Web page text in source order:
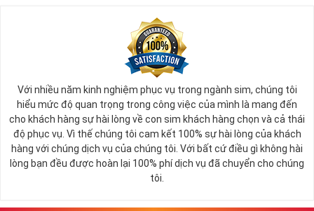
Với nhiều năm kinh nghiệm phục vụ trong ngành sim, chúng tôi
hiểu mức độ quan trọng trong công việc của mình là mang đến
cho khách hàng sự hài lòng về con sim khách hàng chọn và cả thái
độ phục vụ. Vì thế chúng tôi cam kết 100% sự hài lòng của khách
hàng với chúng dịch vụ của chúng tôi. Với bất cứ điều gì không hài
lòng bạn đều được hoàn lại 100% phí dịch vụ đã chuyển cho chúng
tôi.